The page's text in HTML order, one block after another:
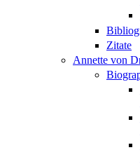
Zitate
Annette von